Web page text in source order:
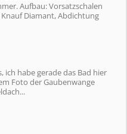
Aufbau: Vorsatzschalen
Diamant, Abdichtung
ich habe gerade das Bad hier
Foto der Gaubenwange